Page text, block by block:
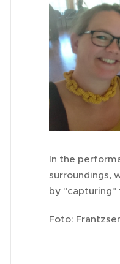
In the
surroundings,
by "capturing"
Foto: